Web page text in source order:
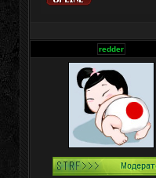
redder